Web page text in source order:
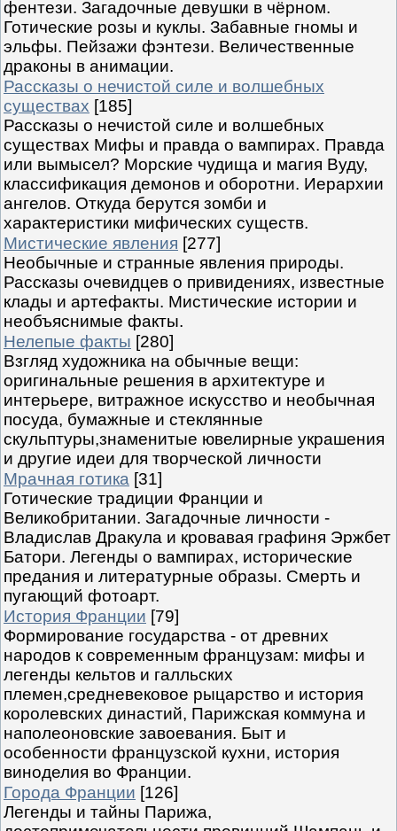
фентези. Загадочные девушки в чёрном.
Готические розы и куклы. Забавные гномы и
эльфы. Пейзажи фэнтези. Величественные
драконы в анимации.
Рассказы о нечистой силе и волшебных
существах [185]
Рассказы о нечистой силе и волшебных
существах Мифы и правда о вампирах. Правда
или вымысел? Морские чудища и магия Вуду,
классификация демонов и оборотни. Иерархии
ангелов. Откуда берутся зомби и
характеристики мифических существ.
Мистические явления [277]
Необычные и странные явления природы.
Рассказы очевидцев о привидениях, известные
клады и артефакты. Мистические истории и
необъяснимые факты.
Нелепые факты [280]
Взгляд художника на обычные вещи:
оригинальные решения в архитектуре и
интерьере, витражное искусство и необычная
посуда, бумажные и стеклянные
скульптуры,знаменитые ювелирные украшения
и другие идеи для творческой личности
Мрачная готика [31]
Готические традиции Франции и
Великобритании. Загадочные личности -
Владислав Дракула и кровавая графиня Эржбет
Батори. Легенды о вампирах, исторические
предания и литературные образы. Смерть и
пугающий фотоарт.
История Франции [79]
Формирование государства - от древних
народов к современным французам: мифы и
легенды кельтов и галльских
племен,средневековое рыцарство и история
королевских династий, Парижская коммуна и
наполеоновские завоевания. Быт и
особенности французской кухни, история
виноделия во Франции.
Города Франции [126]
Легенды и тайны Парижа,